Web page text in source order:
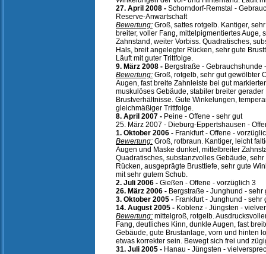
27. April 2008 - Schorndorf-Remstal -
Reserve-Anwartschaft
Bewertung: Groß, sattes rotgelb. Kantiger,
breiter, voller Fang, mittelpigmentiertes Auge,
Zahnstand, weiter Vorbiss. Quadratisches,
Hals, breit angelegter Rücken, sehr gute
Läuft mit guter Trittfolge.
9. März 2008 - Bergstraße -
Bewertung: Groß, rotgelb, sehr gut gewölbter
Augen, fast breite Zahnleiste bei gut
muskulöses Gebäude, stabiler breiter
Brustverhältnisse. Gute Winkelungen,
gleichmäßiger Trittfolge.
8. April 2007 - Peine - Offene - sehr gut
25. März 2007 - Dieburg-Eppertshausen -
1. Oktober 2006 - Frankfurt - Offene -
Bewertung: Groß, rotbraun. Kantiger, leicht
Augen und Maske dunkel, mittelbreiter
Quadratisches, substanzvolles Gebäude,
Rücken, ausgeprägte Brusttiefe, sehr gute
mit sehr gutem Schub.
2. Juli 2006 - Gießen - Offene - vorzüglich 3
26. März 2006 - Bergstraße - Junghund - sehr
3. Oktober 2005 - Frankfurt - Junghund - sehr
14. August 2005 - Koblenz - Jüngsten -
Bewertung: mittelgroß, rotgelb.
Fang, deutliches Kinn, dunkle Augen, fast
Gebäude, gute Brustanlage, vorn und hinten
etwas korrekter sein. Bewegt sich frei und
31. Juli 2005 - Hanau - Jüngsten -